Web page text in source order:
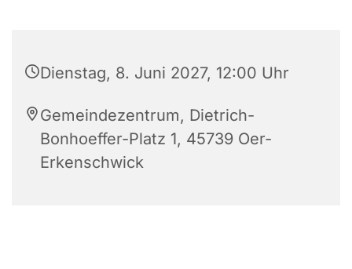
Dienstag, 8. Juni 2027, 12:00 Uhr
Gemeindezentrum, Dietrich-
Bonhoeffer-Platz 1, 45739 Oer-
Erkenschwick